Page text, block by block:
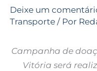
Deixe um
Transporte / Por
Campanha de
Vitória será